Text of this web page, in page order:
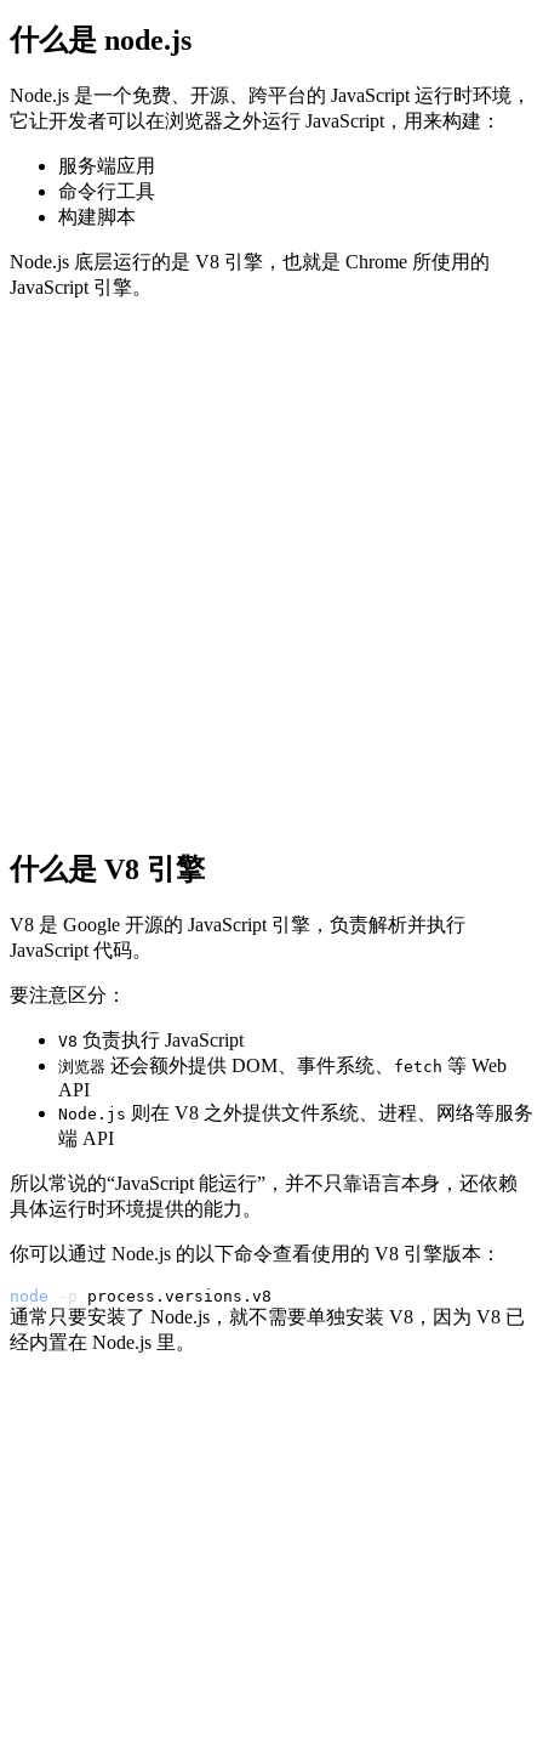
什么是 node.js
Node.js 是一个免费、开源、跨平台的 JavaScript 运行时环境，
它让开发者可以在浏览器之外运行 JavaScript，用来构建：
服务端应用
命令行工具
构建脚本
Node.js 底层运行的是 V8 引擎，也就是 Chrome 所使用的
JavaScript 引擎。
什么是 V8 引擎
V8 是 Google 开源的 JavaScript 引擎，负责解析并执行
JavaScript 代码。
要注意区分：
V8 负责执行 JavaScript
浏览器 还会额外提供 DOM、事件系统、 fetch 等 Web
API
Node.js 则在 V8 之外提供文件系统、进程、网络等服务
端 API
所以常说的“JavaScript 能运行”，并不只靠语言本身，还依赖
具体运行时环境提供的能力。
你可以通过 Node.js 的以下命令查看使用的 V8 引擎版本：
node -p
通常只要安装了 Node.js，就不需要单独安装 V8，因为 V8 已
经内置在 Node.js 里。